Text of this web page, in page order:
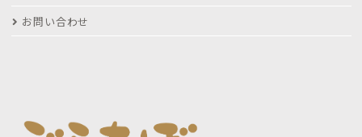
お問い合わせ